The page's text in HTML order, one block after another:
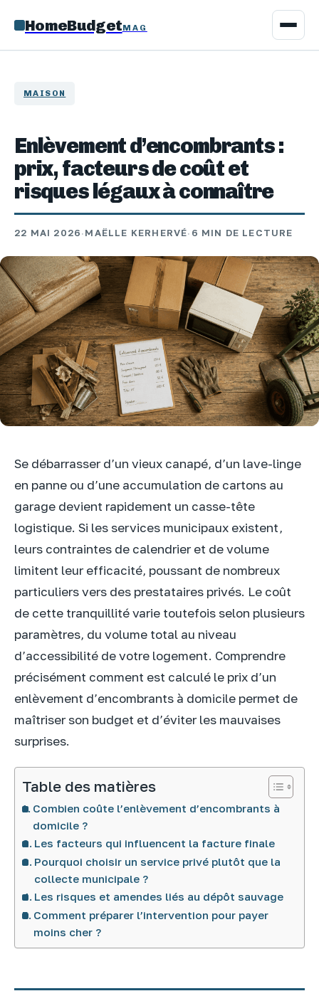
HomeBudgetMAG
MAISON
Enlèvement d’encombrants :
prix, facteurs de coût et
risques légaux à connaître
22 MAI 2026·MAËLLE KERHERVÉ· 6 MIN DE LECTURE
Se débarrasser d’un vieux canapé, d’un lave-linge
en panne ou d’une accumulation de cartons au
garage devient rapidement un casse-tête
logistique. Si les services municipaux existent,
leurs contraintes de calendrier et de volume
limitent leur efficacité, poussant de nombreux
particuliers vers des prestataires privés. Le coût
de cette tranquillité varie toutefois selon plusieurs
paramètres, du volume total au niveau
d’accessibilité de votre logement. Comprendre
précisément comment est calculé le prix d’un
enlèvement d’encombrants à domicile permet de
maîtriser son budget et d’éviter les mauvaises
surprises.
Table des matières
Combien coûte l’enlèvement d’encombrants à
domicile ?
Les facteurs qui influencent la facture finale
Pourquoi choisir un service privé plutôt que la
collecte municipale ?
Les risques et amendes liés au dépôt sauvage
Comment préparer l’intervention pour payer
moins cher ?